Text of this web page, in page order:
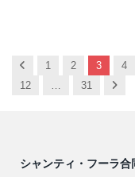
Previous
1 2 3 4
12
… 31 Next
シャンティ・フーラ合